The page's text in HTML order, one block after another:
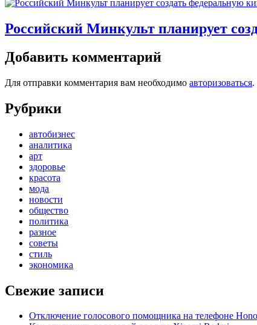
Российский Минкульт планирует
Добавить комментарий
Для отправки комментария вам необходимо авторизоваться.
Рубрики
автобизнес
аналитика
арт
здоровье
красота
мода
новости
общество
политика
разное
советы
стиль
экономика
Свежие записи
Отключение голосового помощника на телефоне